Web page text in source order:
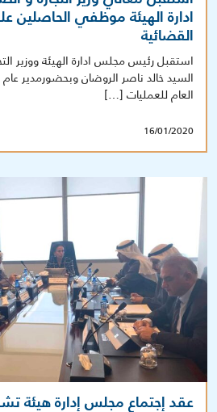
ادارة الهيئة موظفي
القضائية
استقبل رئيس مجلس ادارة الهيئة ووزير
السيد خالد ناصر الروضان وبحضورمدير عام
العام للعمليات […]
16/01/2020
عقد إجتماع مجلس إدارة هيئة